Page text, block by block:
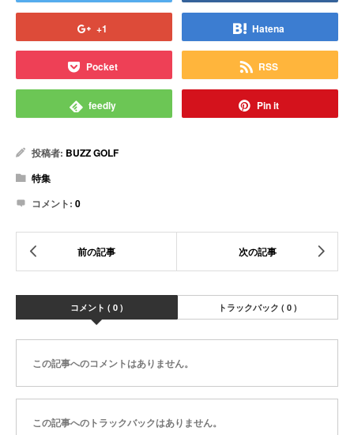
+1 Hatena
Pocket RSS
feedly Pin it
投稿者: BUZZ GOLF
特集
コメント: 0
コメント ( 0 ) トラックバック ( 0 )
この記事へのコメントはありません。
この記事へのトラックバックはありません。